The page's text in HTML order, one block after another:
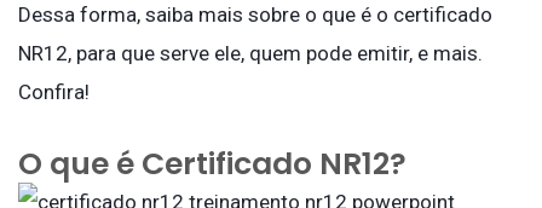
Dessa forma, saiba mais sobre o que é o certificado
NR12, para que serve ele, quem pode emitir, e mais.
Confira!
O que é Certificado NR12?